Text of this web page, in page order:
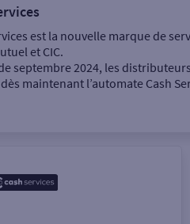
de billets €
est la nouvelle marque de
et CIC.
septembre 2024, les
maintenant l’automate Cash